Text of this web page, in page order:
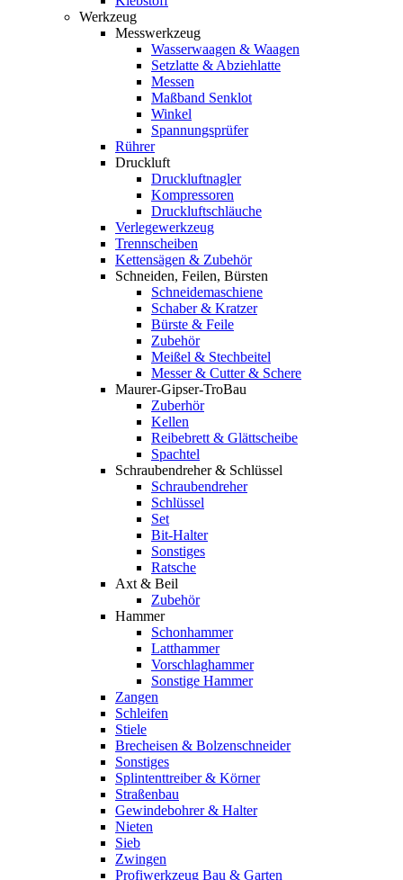
Werkzeug
Messwerkzeug
Wasserwaagen & Waagen
Setzlatte & Abziehlatte
Messen
Maßband Senklot
Winkel
Spannungsprüfer
Rührer
Druckluft
Druckluftnagler
Kompressoren
Druckluftschläuche
Verlegewerkzeug
Trennscheiben
Kettensägen & Zubehör
Schneiden, Feilen, Bürsten
Schneidemaschiene
Schaber & Kratzer
Bürste & Feile
Zubehör
Meißel & Stechbeitel
Messer & Cutter & Schere
Maurer-Gipser-TroBau
Zuberhör
Kellen
Reibebrett & Glättscheibe
Spachtel
Schraubendreher & Schlüssel
Schraubendreher
Schlüssel
Set
Bit-Halter
Sonstiges
Ratsche
Axt & Beil
Zubehör
Hammer
Schonhammer
Latthammer
Vorschlaghammer
Sonstige Hammer
Zangen
Schleifen
Stiele
Brecheisen & Bolzenschneider
Sonstiges
Splintenttreiber & Körner
Straßenbau
Gewindebohrer & Halter
Nieten
Sieb
Zwingen
Profiwerkzeug Bau & Garten